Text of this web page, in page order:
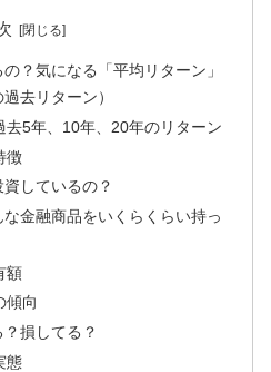
？気になる「平均リターン」
去リターン）
去5年、10年、20年のリターン
徴
しているの？
金融商品をいくらくらい持っ
額
傾向
損してる？
態